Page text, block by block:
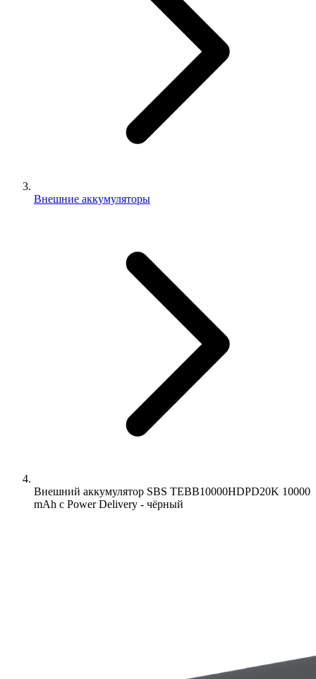
Внешние аккумуляторы
Внешний аккумулятор SBS TEBB10000HDPD20K 10000
mAh с Power Delivery - чёрный